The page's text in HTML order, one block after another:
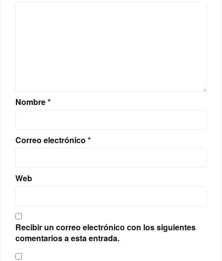
Nombre*
Correo electrónico *
Web
Recibir un correo electrónico con los siguientes
comentarios a esta entrada.